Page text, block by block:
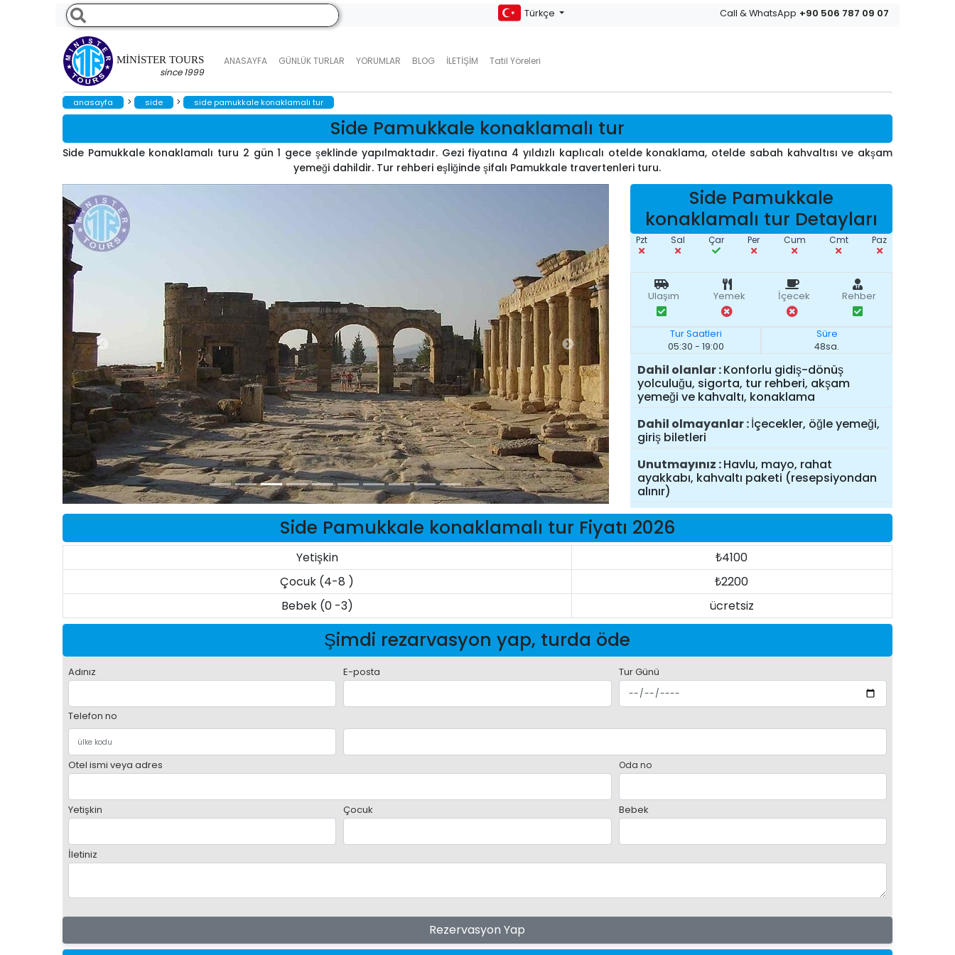
MINISTER TOURS
since 1999
ANASAYFA GÜNLÜK TURLAR YORUMLAR BLOG İLETIŞIM Tatil Yöreleri
Türkçe Call & WhatsApp +90 506 787 09 07
anasayfa > side > side pamukkale konaklamalı tur
Side Pamukkale konaklamalı tur
Side Pamukkale konaklamalı turu 2 gün 1 gece şeklinde yapılmaktadır. Gezi fiyatına 4 yıldızlı kaplıcalı otelde konaklama, otelde sabah kahvaltısı ve akşam
yemeği dahildir. Tur rehberi eşliğinde şifalı Pamukkale travertenleri turu.
Side Pamukkale
konaklamalı tur Detayları
Pzt Sal Çar Per Cum Cmt Paz
Ulaşım Yemek İçecek Rehber
Tur Saatleri
05:30 - 19:00
Süre
48sa.
Dahil olanlar Konforlu gidiş-dönüş
yolculuğu, sigorta, tur rehberi, akşam
yemeği ve kahvaltı, konaklama
Dahil olmayanlar İçecekler, öğle yemeği,
giriş biletleri
Unutmayınız Havlu, mayo, rahat
ayakkabı, kahvaltı paketi (resepsiyondan
alınır)
Side Pamukkale konaklamalı tur Fiyatı 2026
Yetişkin
₺4100
Çocuk (4-8 )
₺2200
Bebek (0 -3)
ücretsiz
Şimdi rezarvasyon yap, turda öde
Adınız E-posta Tur Günü
Telefon no
Otel ismi veya adres Oda no
Yetişkin Çocuk Bebek
İletiniz
Rezervasyon Yap